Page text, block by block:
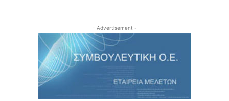
- Advertisement -